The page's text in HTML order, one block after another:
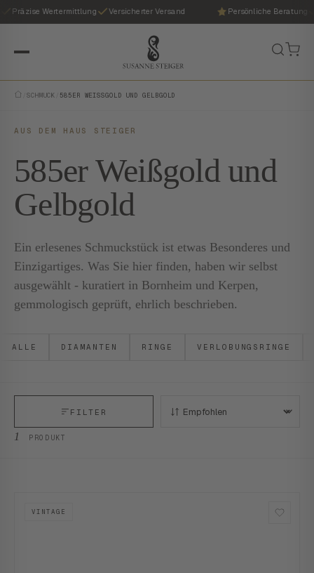
Präzise Wertermittlung Versicherter Versand Persönliche Beratung
SCHMUCK 585ER WEISSGOLD UND GELBGOLD
AUS DEM HAUS STEIGER
585er Weißgold und
Gelbgold
Ein erlesenes Schmuckstück ist etwas Besonderes und
Einzigartiges. Was Sie hier finden, haben wir selbst
ausgewählt - kuratiert in Bornheim und Kerpen,
gemmologisch geprüft, ehrlich beschrieben.
ALLE DIAMANTEN RINGE VERLOBUNGSRINGE
1 PRODUKT
FILTER SORTIEREN:
VINTAGE